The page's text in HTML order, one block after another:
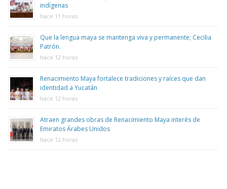
indígenas
hace 11 horas
Que la lengua maya se mantenga viva y permanente; Cecilia
Patrón.
hace 12 horas
Renacimiento Maya fortalece tradiciones y raíces que dan
identidad a Yucatán
hace 12 horas
Atraen grandes obras de Renacimiento Maya interés de
Emiratos Árabes Unidos
hace 12 horas